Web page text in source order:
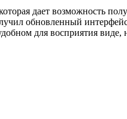
дает возможность
обновленный
для восприятия виде,